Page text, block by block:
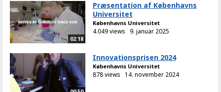
02:18
Præsentation af Københavns
Universitet
Københavns Universitet
4.049 views 9. januar 2025
Innovationsprisen 2024
Københavns Universitet
878 views 14. november 2024